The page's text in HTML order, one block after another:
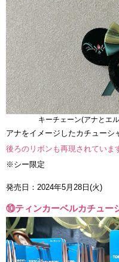
キーチェーン(アナとエ
アナをイメージしたカチューシ
後ろのリボンも再現されていま
※シー限定
発売日：2024年5月28日(火)
⑩ティンカーベルカチュー